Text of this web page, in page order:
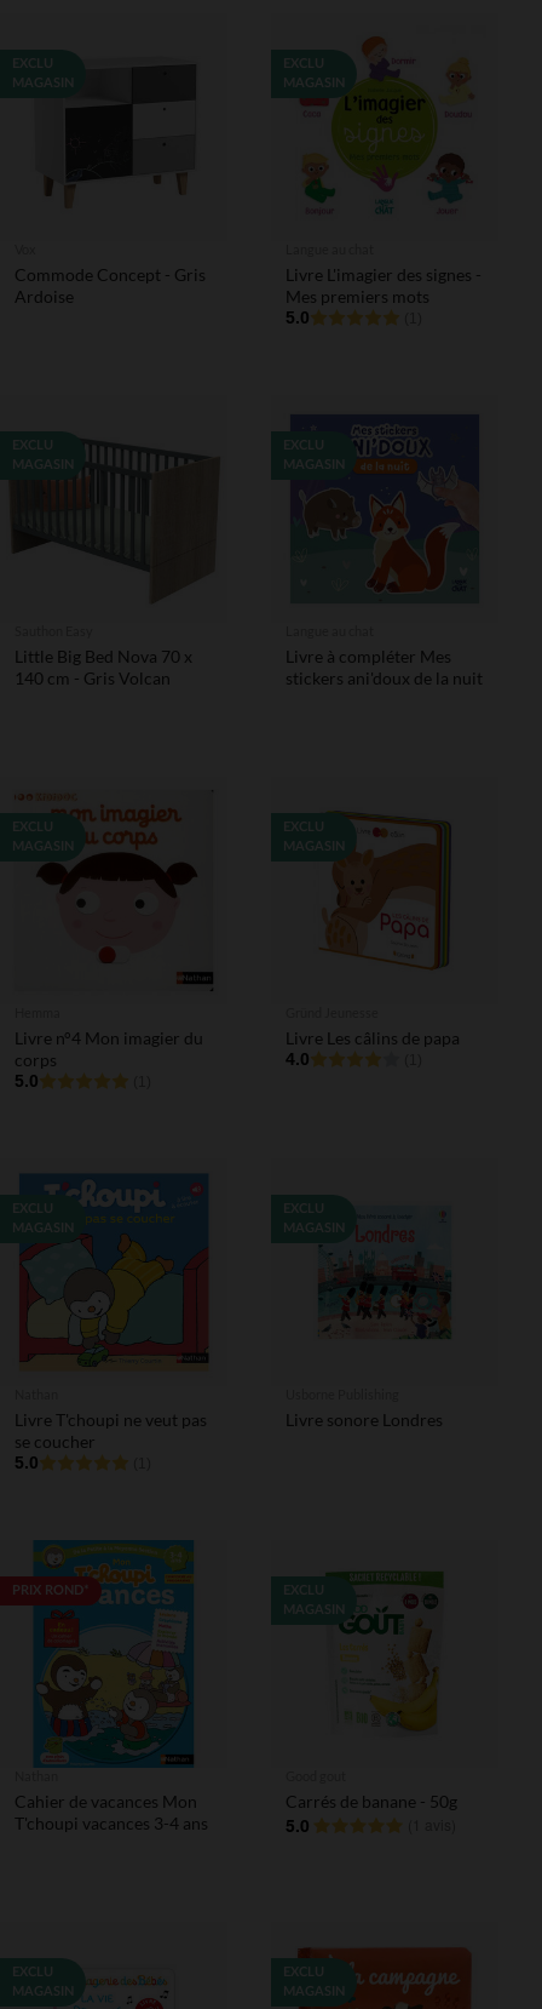
EXCLU
MAGASIN
Commode Concept - Gris
Ardoise
EXCLU
MAGASIN
Livre L'imagier des signes -
Mes premiers mots
5.0
EXCLU
MAGASIN
Little Big Bed Nova 70 x
140 cm - Gris Volcan
EXCLU
MAGASIN
Livre à compléter Mes
stickers ani'doux de la nuit
EXCLU
MAGASIN
Livre n°4 Mon imagier du
corps
5.0
EXCLU
MAGASIN
Livre Les câlins de papa
4.0
EXCLU
MAGASIN
Livre T'choupi ne veut pas
se coucher
5.0
EXCLU
MAGASIN
Livre sonore Londres
PRIX ROND*
Cahier de vacances Mon
T'choupi vacances 3-4 ans
EXCLU
MAGASIN
Carrés de banane - 50g
5.0
EXCLU
MAGASIN
EXCLU
MAGASIN